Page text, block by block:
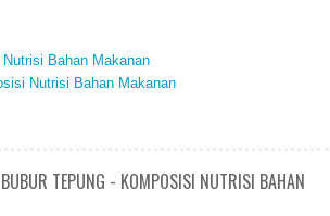
Bahan Makanan
Nutrisi Bahan Makanan
TEPUNG - KOMPOSISI NUTRISI BAHAN